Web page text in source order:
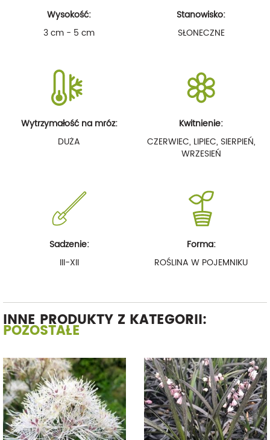
Wysokość:
3 cm - 5 cm
Stanowisko:
SŁONECZNE
Wytrzymałość na mróz:
DUŻA
Kwitnienie:
CZERWIEC, LIPIEC, SIERPIEŃ,
WRZESIEŃ
Sadzenie:
III-XII
Forma:
ROŚLINA W POJEMNIKU
INNE PRODUKTY Z KATEGORII:
POZOSTAŁE